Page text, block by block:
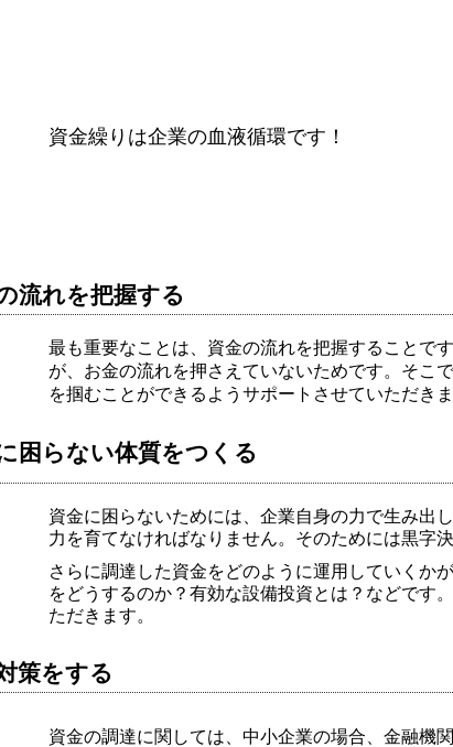
資金繰りは企業の血液循環です！
流れを把握する
最も重要なことは、資金の流れを把握する ことで
が、お金の流れを押さえていないためです。そこ
を掴むことができるようサポートさせていただきま
困らない体質をつくる
資金に困らないためには、企業自身の力で生み出
力を育てなければなりません。そのためには黒字
さらに調達した資金をどのように運用していくか
をどうするのか？有効な設備投資とは？などです
ただきます。
策をする
資金の調達に関しては、中小企業の場合、金融機